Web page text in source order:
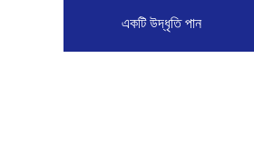
একটি উদ্ধৃতি পান